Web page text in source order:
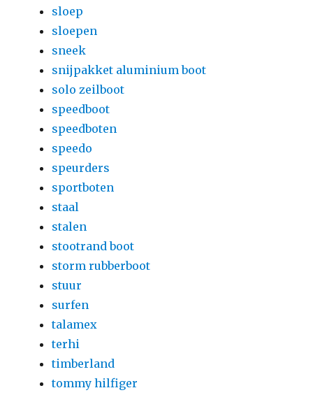
sloep
sloepen
sneek
snijpakket aluminium boot
solo zeilboot
speedboot
speedboten
speedo
speurders
sportboten
staal
stalen
stootrand boot
storm rubberboot
stuur
surfen
talamex
terhi
timberland
tommy hilfiger